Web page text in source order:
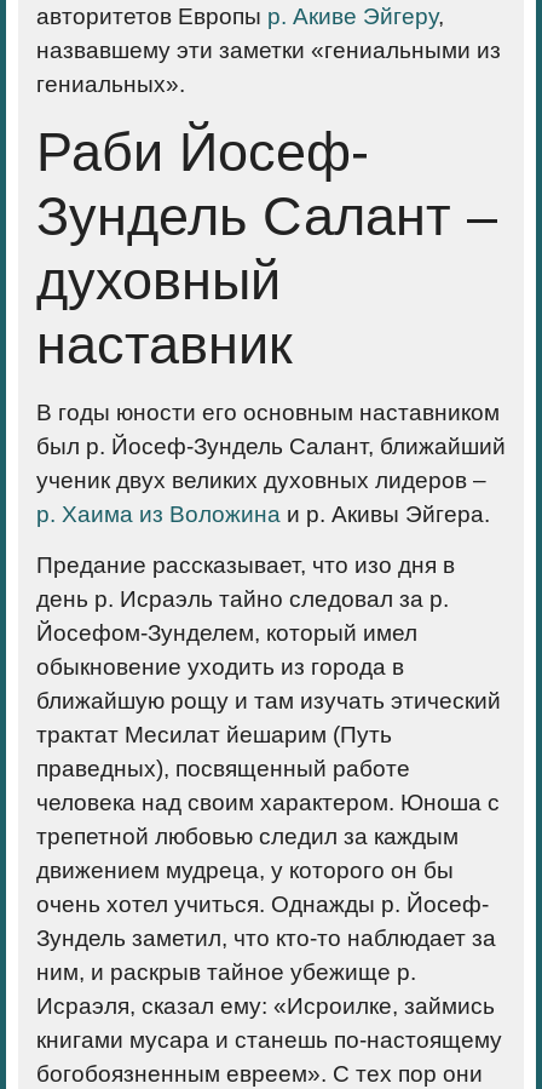
авторитетов Европы р. Акиве Эйгеру,
назвавшему эти заметки «гениальными из
гениальных».
Раби Йосеф-
Зундель Салант –
духовный
наставник
В годы юности его основным наставником
был р. Йосеф-Зундель Салант, ближайший
ученик двух великих духовных лидеров –
р. Хаима из Воложина и р. Акивы Эйгера.
Предание рассказывает, что изо дня в
день р. Исраэль тайно следовал за р.
Йосефом-Зунделем, который имел
обыкновение уходить из города в
ближайшую рощу и там изучать этический
трактат Месилат йешарим (Путь
праведных), посвященный работе
человека над своим характером. Юноша с
трепетной любовью следил за каждым
движением мудреца, у которого он бы
очень хотел учиться. Однажды р. Йосеф-
Зундель заметил, что кто-то наблюдает за
ним, и раскрыв тайное убежище р.
Исраэля, сказал ему: «Исроилке, займись
книгами мусара и станешь по-настоящему
богобоязненным евреем». С тех пор они